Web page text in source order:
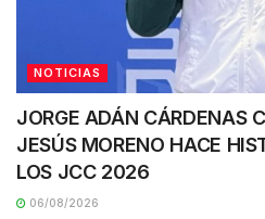
NOTICIAS
JORGE ADÁN CÁRDENAS
JESÚS MORENO HACE
LOS JCC 2026
06/08/2026